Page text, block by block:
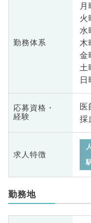
勤務体系
火
水
木
金
土
応募資格・
経験
医
採
求人特徴
勤務地